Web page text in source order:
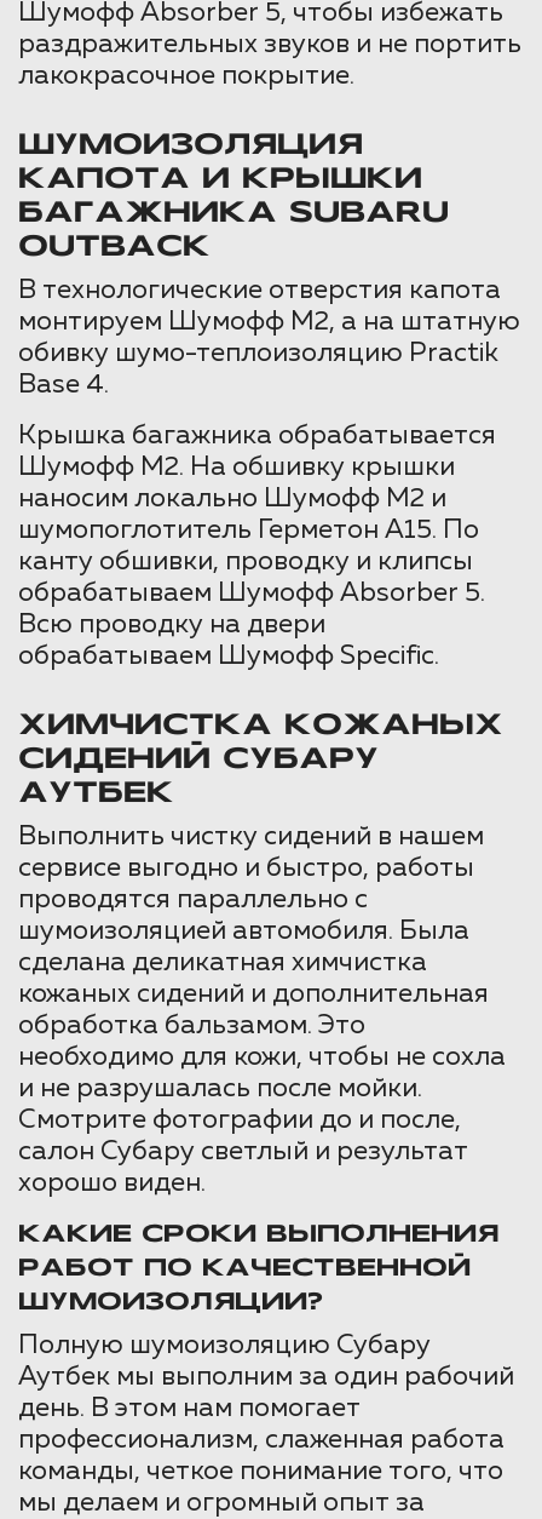
Шумофф Absorber 5, чтобы избежать
раздражительных звуков и не портить
лакокрасочное покрытие.
ШУМОИЗОЛЯЦИЯ
КАПОТА И КРЫШКИ
БАГАЖНИКА SUBARU
OUTBACK
В технологические отверстия капота
монтируем Шумофф М2, а на штатную
обивку шумо-теплоизоляцию Practik
Base 4.
Крышка багажника обрабатывается
Шумофф М2. На обшивку крышки
наносим локально Шумофф М2 и
шумопоглотитель Герметон А15. По
канту обшивки, проводку и клипсы
обрабатываем Шумофф Absorber 5.
Всю проводку на двери
обрабатываем Шумофф Specific.
ХИМЧИСТКА КОЖАНЫХ
СИДЕНИЙ СУБАРУ
АУТБЕК
Выполнить чистку сидений в нашем
сервисе выгодно и быстро, работы
проводятся параллельно с
шумоизоляцией автомобиля. Была
сделана деликатная химчистка
кожаных сидений и дополнительная
обработка бальзамом. Это
необходимо для кожи, чтобы не сохла
и не разрушалась после мойки.
Смотрите фотографии до и после,
салон Субару светлый и результат
хорошо виден.
КАКИЕ СРОКИ ВЫПОЛНЕНИЯ
РАБОТ ПО КАЧЕСТВЕННОЙ
ШУМОИЗОЛЯЦИИ?
Полную шумоизоляцию Субару
Аутбек мы выполним за один рабочий
день. В этом нам помогает
профессионализм, слаженная работа
команды, четкое понимание того, что
мы делаем и огромный опыт за